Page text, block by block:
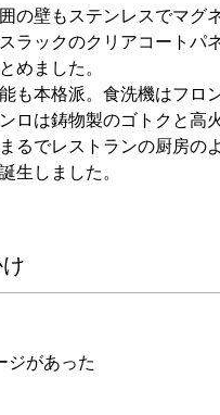
合わせるため、カップボード
棚の下には埋込型の照明器具
の壁もステンレスでマグ
ラックのクリアコートパ
めました。
も本格派。食洗機はフロ
ロは鋳物製のゴトクと高
るでレストランの厨房の
生しました。
ジがあった